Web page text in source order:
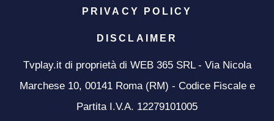
PRIVACY POLICY
DISCLAIMER
Tvplay.it di proprietà di WEB 365 SRL - Via Nicola
Marchese 10, 00141 Roma (RM) - Codice Fiscale e
Partita I.V.A. 12279101005